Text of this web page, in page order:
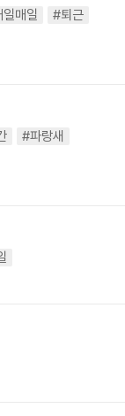
매일
#퇴근
#파랑새